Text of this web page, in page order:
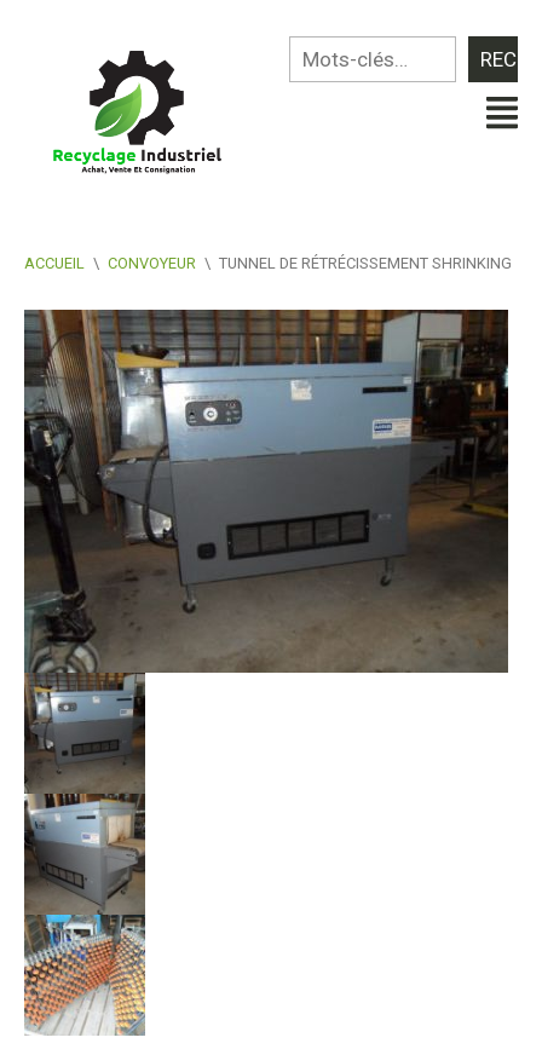
ACCUEIL \ CONVOYEUR \ TUNNEL DE RÉTRÉCISSEMENT SHRINKING